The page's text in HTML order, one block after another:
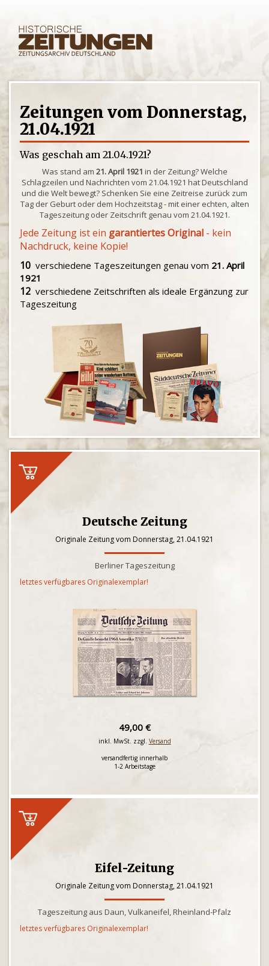
Zeitungen vom Donnerstag,
21.04.1921
Was geschah am 21.04.1921?
Was stand am 21. April 1921 in der Zeitung? Welche
Schlagzeilen und Nachrichten vom 21.04.1921 hat Deutschland
und die Welt bewegt? Schenken Sie eine Zeitreise zurück zum
Tag der Geburt oder dem Hochzeitstag - mit einer echten, alten
Tageszeitung oder Zeitschrift genau vom 21.04.1921.
Jede Zeitung ist ein garantiertes Original - kein
Nachdruck, keine Kopie!
10 verschiedene Tageszeitungen genau vom 21. April
1921
12 verschiedene Zeitschriften als ideale Ergänzung zur
Tageszeitung
Deutsche Zeitung
Originale Zeitung vom Donnerstag, 21.04.1921
Berliner Tageszeitung
letztes verfügbares Originalexemplar!
49,00 €
inkl. MwSt. zzgl. Versand
versandfertig innerhalb
1-2 Arbeitstage
Eifel-Zeitung
Originale Zeitung vom Donnerstag, 21.04.1921
Tageszeitung aus Daun, Vulkaneifel, Rheinland-Pfalz
letztes verfügbares Originalexemplar!